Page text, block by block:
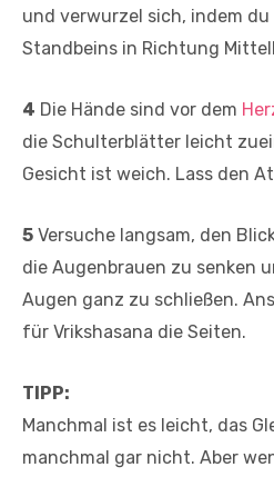
und verwurzel sich, indem
Standbeins in Richtung
4 Die Hände sind vor dem
die Schulterblätter leicht
Gesicht ist weich. Lass den
5 Versuche langsam, den
die Augenbrauen zu senken
Augen ganz zu schließen.
für Vrikshasana die Seiten.
TIPP:
Manchmal ist es leicht, das
manchmal gar nicht. Aber